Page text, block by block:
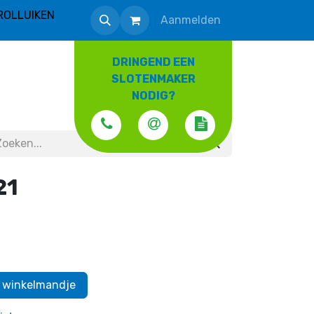
Aanmelden
DRINGEND EEN
SLOTENMAKER
NODIG?